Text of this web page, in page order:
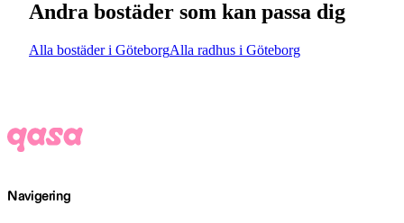
Andra bostäder som kan passa dig
Alla bostäder i GöteborgAlla radhus i Göteborg
Navigering